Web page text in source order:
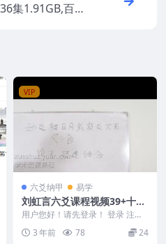
集1.91GB,百度
VIP
六爻纳甲 易学
刘虹言六爻课程视频39+十二
地支穿刑绝破震撼易学界的独
门化解秘籍
用户您好！请先登录！ 登录 注册
刘虹言六爻课程视频 +十二地支穿
刑绝破震撼易学...
3 年前 78 24